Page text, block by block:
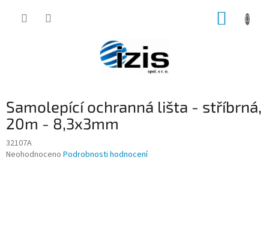
Samolepící ochranná lišta - stříbrná,
20m - 8,3x3mm
32107A
Průměrné
Neohodnoceno Podrobnosti hodnocení